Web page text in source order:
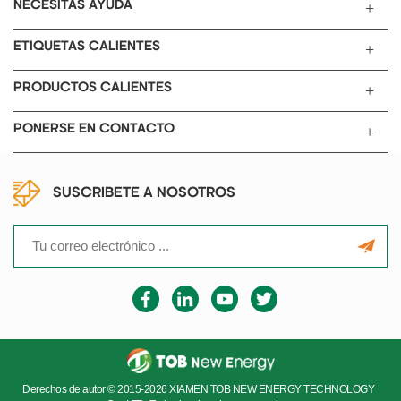
NECESITAS AYUDA
ETIQUETAS CALIENTES
PRODUCTOS CALIENTES
PONERSE EN CONTACTO
SUSCRIBETE A NOSOTROS
Derechos de autor © 2015-2026 XIAMEN TOB NEW ENERGY TECHNOLOGY